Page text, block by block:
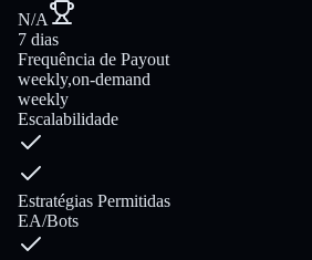
N/A
7 dias
Frequência de Payout
weekly,on-demand
weekly
Escalabilidade
Estratégias Permitidas
EA/Bots